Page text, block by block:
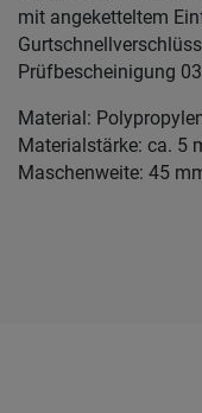
mit angeketteltem
Prüfbescheinigung
Material:
Materialstärke: ca. 5
Maschenweite: 45